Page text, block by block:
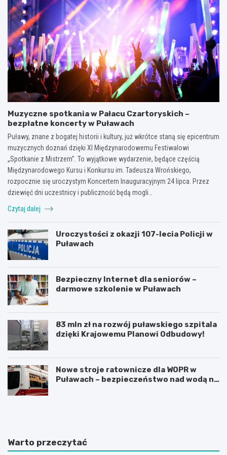
Muzyczne spotkania w Pałacu Czartoryskich –
bezpłatne koncerty w Puławach
Puławy, znane z bogatej historii i kultury, już wkrótce staną się epicentrum
muzycznych doznań dzięki XI Międzynarodowemu Festiwalowi
„Spotkanie z Mistrzem”. To wyjątkowe wydarzenie, będące częścią
Międzynarodowego Kursu i Konkursu im. Tadeusza Wrońskiego,
rozpocznie się uroczystym Koncertem Inauguracyjnym 24 lipca. Przez
dziewięć dni uczestnicy i publiczność będą mogli…
Czytaj dalej
Uroczystości z okazji 107-lecia Policji w
Puławach
Bezpieczny Internet dla seniorów –
darmowe szkolenie w Puławach
83 mln zł na rozwój puławskiego szpitala
dzięki Krajowemu Planowi Odbudowy!
Nowe stroje ratownicze dla WOPR w
Puławach – bezpieczeństwo nad wodą na
O
j
n
J
e
u
Warto przeczytać